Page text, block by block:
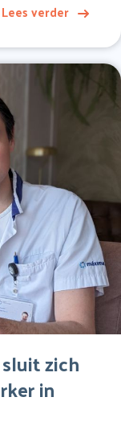
Lees verder
zich
in